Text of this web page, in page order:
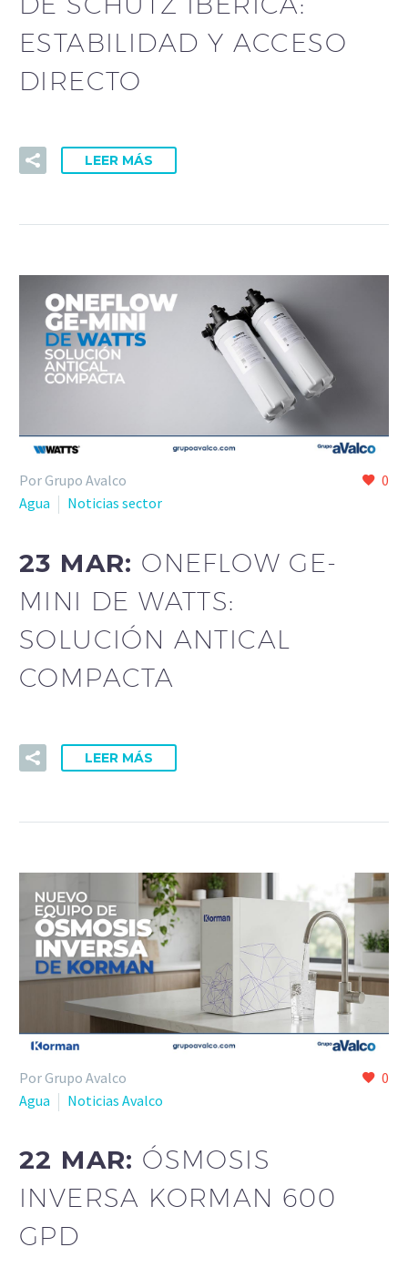
ESTABILIDAD Y ACCESO
DIRECTO
LEER MÁS
0
Por Grupo Avalco
Agua
Noticias sector
23 MAR: ONEFLOW GE-
MINI DE WATTS:
SOLUCIÓN ANTICAL
COMPACTA
LEER MÁS
0
Por Grupo Avalco
Agua
Noticias Avalco
22 MAR: ÓSMOSIS
INVERSA KORMAN 600
GPD